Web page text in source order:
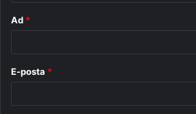
Ad *
E-posta *